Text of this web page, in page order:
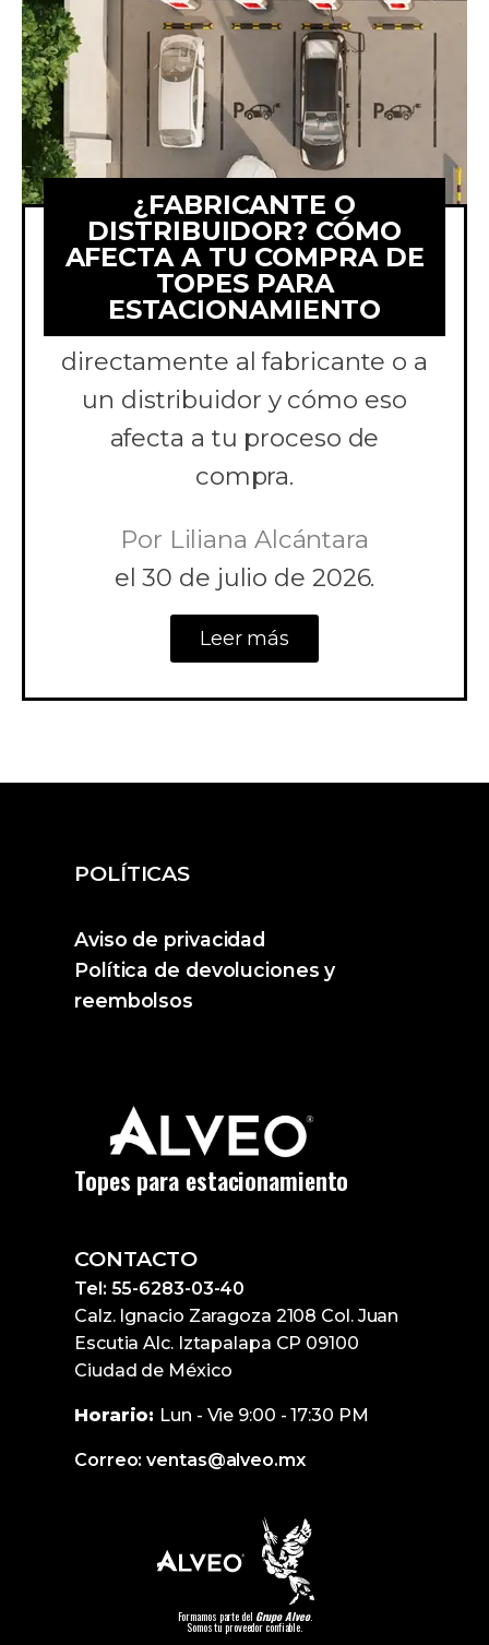
¿FABRICANTE O
DISTRIBUIDOR? CÓMO
AFECTA A TU COMPRA DE
TOPES PARA
ESTACIONAMIENTO
Comparamos comprar topes
para estacionamiento
directamente al fabricante o a
un distribuidor y cómo eso
afecta a tu proceso de
compra.
Por Liliana Alcántara
el 30 de julio de 2026.
Leer más
POLÍTICAS
Aviso de privacidad
Política de devoluciones y
reembolsos
Topes para estacionamiento
CONTACTO
Tel: 55-6283-03-40
Calz. Ignacio Zaragoza 2108 Col. Juan
Escutia Alc. Iztapalapa CP 09100
Ciudad de México
Horario: Lun - Vie 9:00 - 17:30 PM
Correo: ventas@alveo.mx
Formamos parte del Grupo Alveo.
Somos tu proveedor confiable.